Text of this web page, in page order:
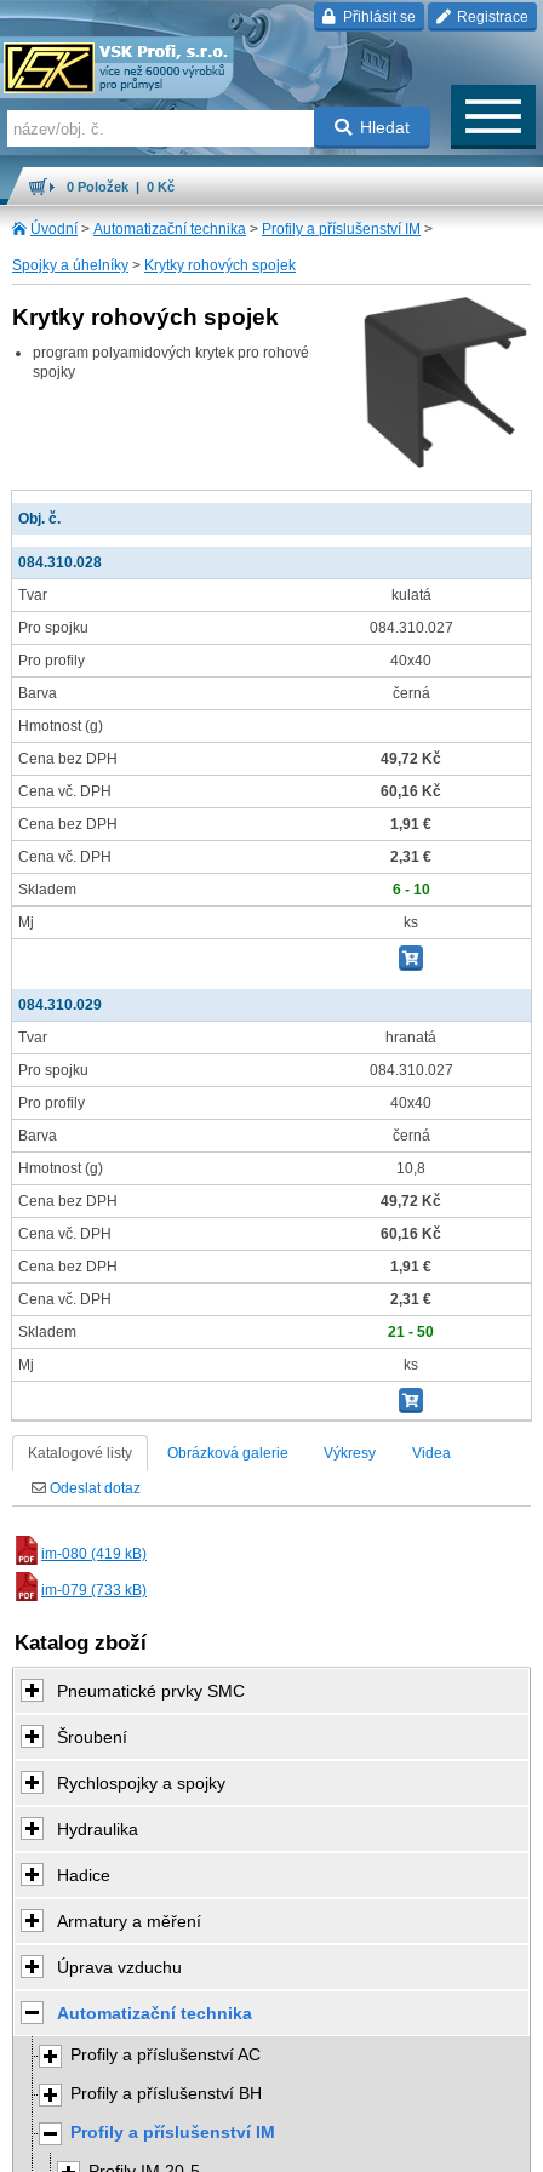
Přihlásit se Registrace
Hledat
0 Položek | 0 Kč
Úvodní > Automatizační technika > Profily a příslušenství IM >
Spojky a úhelníky > Krytky rohových spojek
Krytky rohových spojek
program polyamidových krytek pro rohové
spojky
Obj. č.
084.310.028
Tvar
kulatá
Pro spojku
084.310.027
Pro profily
40x40
Barva
černá
Hmotnost(g)
Cena bez DPH
49,72 Kč
Cena vč. DPH
60,16 Kč
Cena bez DPH
1,91 €
Cena vč. DPH
2,31 €
Skladem
6 - 10
Mj
ks
084.310.029
Tvar
hranatá
Pro spojku
084.310.027
Pro profily
40x40
Barva
černá
Hmotnost(g)
10,8
Cena bez DPH
49,72 Kč
Cena vč. DPH
60,16 Kč
Cena bez DPH
1,91 €
Cena vč. DPH
2,31 €
Skladem
21 - 50
Mj
ks
Katalogové listy Obrázková galerie Výkresy Videa
Odeslat dotaz
im-080 (419 kB)
im-079 (733 kB)
Katalog zboží
Pneumatické prvky SMC
Šroubení
Rychlospojky a spojky
Hydraulika
Hadice
Armatury a měření
Úprava vzduchu
Automatizační technika
Profily a příslušenství AC
Profily a příslušenství BH
Profily a příslušenství IM